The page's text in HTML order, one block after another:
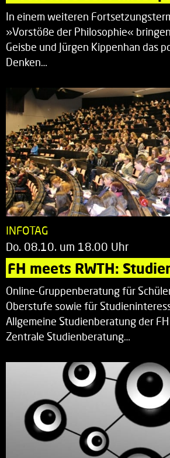
In einem weiteren
»Vorstöße der Philosophie«
Geisbe und Jürgen Kippenhan das
Denken…
INFOTAG
Do. 08.10. um 18.00 Uhr
FH meets RWTH:
Online-Gruppenberatung für
Oberstufe sowie für
Allgemeine Studienberatung der
Zentrale Studienberatung…